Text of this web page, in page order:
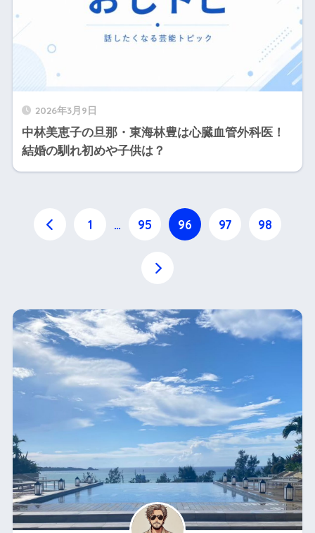
2026年3月9日
中林美恵子の旦那・東海林豊は心臓血管外科医！
結婚の馴れ初めや子供は？
1 … 95 96 97 98